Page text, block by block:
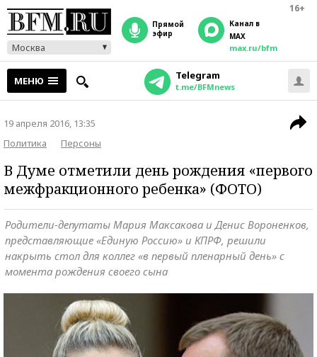
16+
Москва
прямой
эфир
Канал в
MAX
max.ru/bfm
МЕНЮ Telegram
t.me/BFMnews
19 апреля 2016, 13:35
Политика
Персоны
В Думе отметили день рождения «первого
межфракционного ребенка» (ФОТО)
Родители-депутаты Мария Максакова и Денис Вороненков,
представляющие «Единую Россию» и КПРФ, решили
накрыть стол для коллег «в первый пленарный день» с
момента рождения своего сына